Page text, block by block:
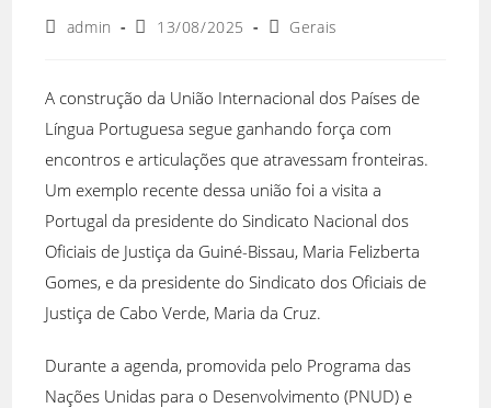
admin 13/08/2025 Gerais
A construção da União Internacional dos Países de
Língua Portuguesa segue ganhando força com
encontros e articulações que atravessam fronteiras.
Um exemplo recente dessa união foi a visita a
Portugal da presidente do Sindicato Nacional dos
Oficiais de Justiça da Guiné-Bissau, Maria Felizberta
Gomes, e da presidente do Sindicato dos Oficiais de
Justiça de Cabo Verde, Maria da Cruz.
Durante a agenda, promovida pelo Programa das
Nações Unidas para o Desenvolvimento (PNUD) e